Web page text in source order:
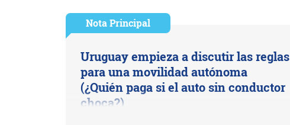
Nota Principal
Uruguay empieza a discutir las reglas
para una movilidad autónoma
(¿Quién paga si el auto sin conductor
choca?)